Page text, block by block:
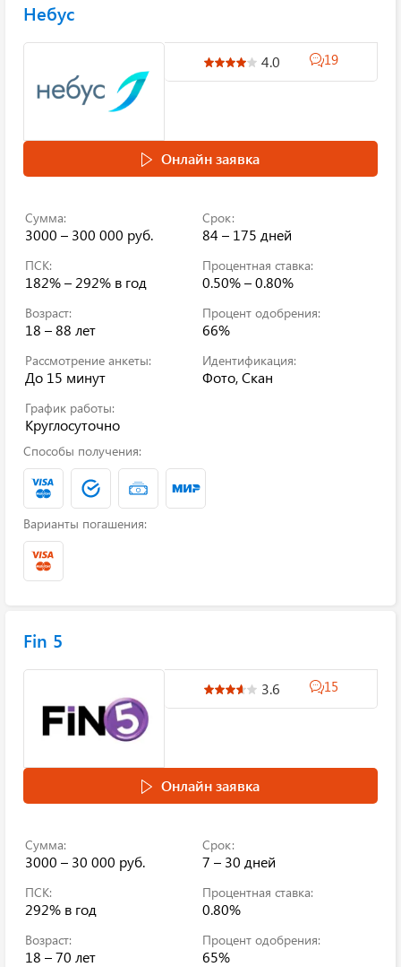
Небус
4.0 19
Онлайн заявка
Сумма:
3000 – 300 000 руб.
Срок:
84 – 175 дней
ПСК:
182% – 292% в год
Процентная ставка:
0.50% – 0.80%
Возраст:
18 – 88 лет
Процент одобрения:
66%
Рассмотрение анкеты:
До 15 минут
Идентификация:
Фото, Скан
График работы:
Круглосуточно
Способы получения:
Варианты погашения:
Fin 5
3.6 15
Онлайн заявка
Сумма:
3000 – 30 000 руб.
Срок:
7 – 30 дней
ПСК:
292% в год
Процентная ставка:
0.80%
Возраст:
18 – 70 лет
Процент одобрения:
65%